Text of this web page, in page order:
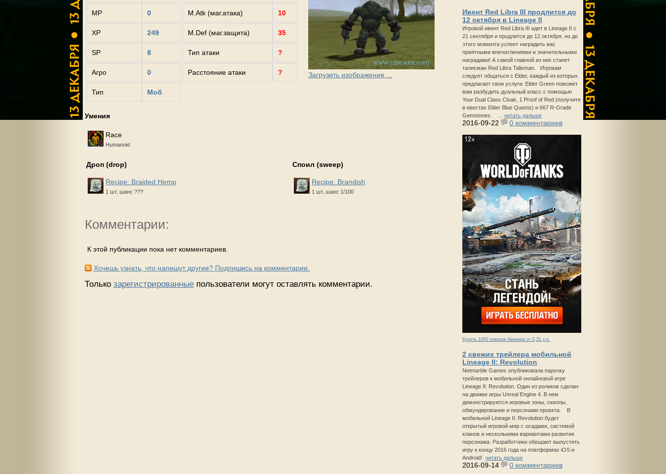
Ивент Red Libra III продлится до
12 октября в Lineage II
Игровой ивент Red Libra III идет в Lineage II с
21 сентября и продлится до 12 октября, но до
этого момента успеет наградить вас
приятными впечатлениями и значительными
наградами! А самой главной из них станет
талисман Red Libra Talisman. Игрокам
следует общаться с Elder, каждый из которых
предлагает свои услуги. Elder Green поможет
вам разбудить дуальный класс с помощью
Your Dual Class Cloak, 1 Proof of Red (получите
в квестах Elder Blue Quests) и 667 R-Grade
Gemstones. ... читать дальше
2016-09-22 0 комментариев
Купить 1000 показов баннера от 0,31 у.е.
2 свежих трейлера мобильной
Lineage II: Revolution
Netmarble Games опубликовала парочку
трейлеров к мобильной онлайновой игре
Lineage II: Revolution. Один из роликов сделан
на движке игры Unreal Engine 4. В нем
демонстрируются игровые зоны, скиллы,
обмундирование и персонажи проекта. В
мобильной Lineage II: Revolution будет
открытый игровой мир с осадами, системой
кланов и несколькими вариантами развития
персонажа. Разработчики обещают выпустить
игру к концу 2016 года на платформах iOS и
Android! читать дальше
2016-09-14 0 комментариев
MP 0
XP 249
SP 8
Агро 0
Тип Моб
M.Atk (маг.атака) 10
M.Def (маг.защита) 35
Тип атаки ?
Расстояние атаки ? Загрузить изображение ...
Умения
Race
Humanoid
Дроп (drop)
Recipe: Braided Hemp
1 шт, шанс ???
Споил (sweep)
Recipe: Brandish
1 шт, шанс 1/100
Комментарии:
К этой публикации пока нет комментариев.
Хочешь узнать, что напишут другие? Подпишись на комментарии.
Только зарегистрированные пользователи могут оставлять комментарии.